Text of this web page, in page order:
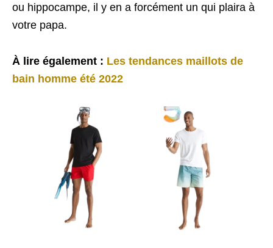
ou hippocampe, il y en a forcément un qui plaira à
votre papa.
À lire également : Les tendances maillots de
bain homme été 2022